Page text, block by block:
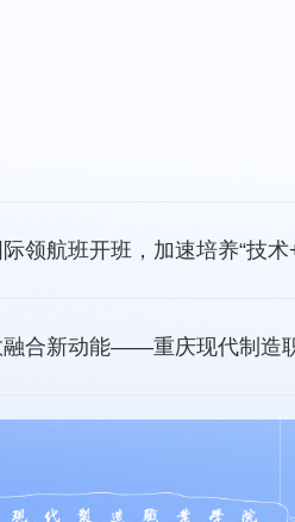
领航班开班，加速培养“技术
合新动能——重庆现代制造